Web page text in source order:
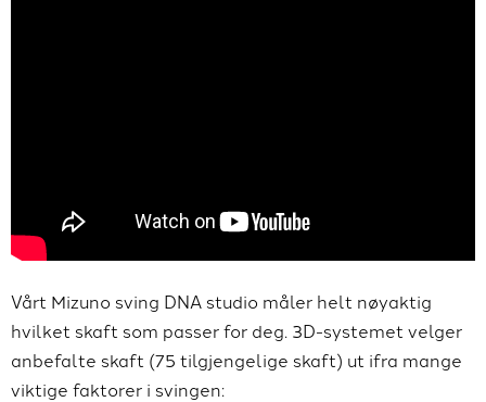
Vårt Mizuno sving DNA studio måler helt nøyaktig
hvilket skaft som passer for deg. 3D-systemet velger
anbefalte skaft (75 tilgjengelige skaft) ut ifra mange
viktige faktorer i svingen: